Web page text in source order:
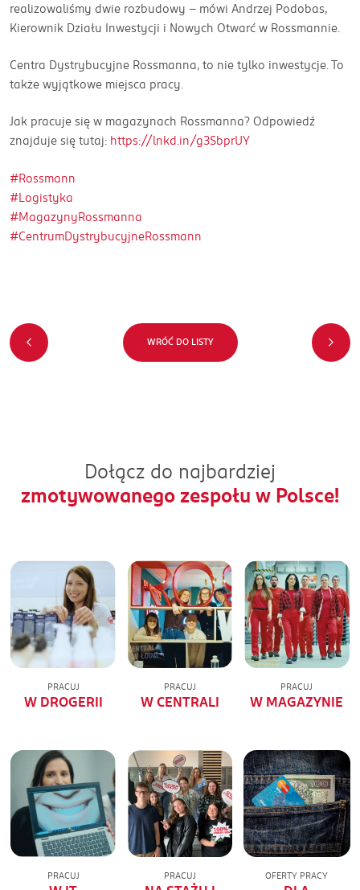
realizowaliśmy dwie rozbudowy – mówi Andrzej Podobas,
Kierownik Działu Inwestycji i Nowych Otwarć w Rossmannie.
Centra Dystrybucyjne Rossmanna, to nie tylko inwestycje. To
także wyjątkowe miejsca pracy.
Jak pracuje się w magazynach Rossmanna? Odpowiedź
znajduje się tutaj: https://lnkd.in/g3SbprUY
#Rossmann
#Logistyka
#MagazynyRossmanna
#CentrumDystrybucyjneRossmann
WRÓĆ DO LISTY
Dołącz do najbardziej
zmotywowanego zespołu w Polsce!
PRACUJ
W DROGERII
PRACUJ
W CENTRALI
PRACUJ
W MAGAZYNIE
PRACUJ PRACUJ OFERTY PRACY